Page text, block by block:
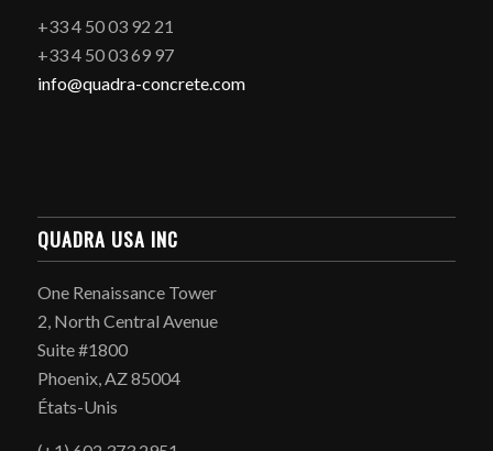
+33 4 50 03 92 21
+33 4 50 03 69 97
info@quadra-concrete.com
QUADRA USA INC
One Renaissance Tower
2, North Central Avenue
Suite #1800
Phoenix, AZ 85004
États-Unis